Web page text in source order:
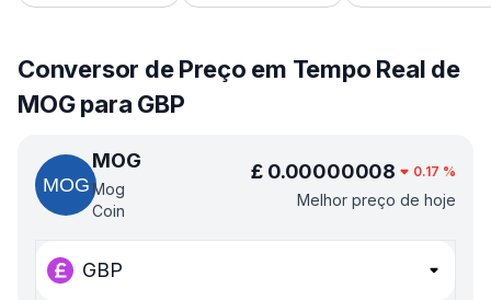
Conversor de Preço em Tempo Real de
MOG para GBP
MOG
Mog
Coin
£ 0.00000008 0.17 %
Melhor preço de hoje
GBP